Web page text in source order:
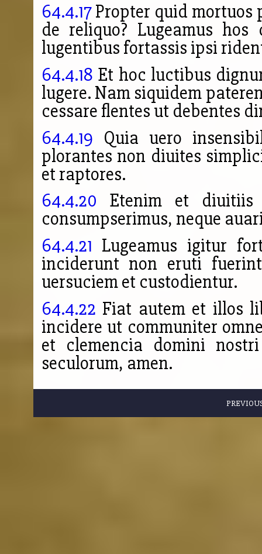
64.4.17Propter quid mortuos
de reliquo? Lugeamus
lugentibus fortassis ipsi
64.4.18 Et hoc luctibus
lugere. Nam siquidem
cessare flentes ut debentes
64.4.19 Quia uero
plorantes non diuites
et raptores.
64.4.20 Etenim et diuitiis
consumpserimus, neque
64.4.21 Lugeamus igitur
inciderunt non eruti
uersuciem et custodientur.
64.4.22 Fiat autem et illos
incidere ut communiter
et clemencia domini
seculorum, amen.